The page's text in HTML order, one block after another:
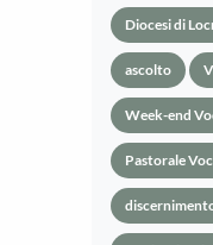
Diocesi di
ascolto
Week-end
Pastorale